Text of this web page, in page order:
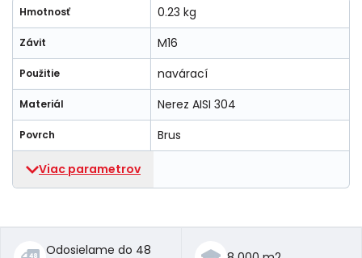
Hmotnosť 0.23 kg
Závit M16
Použitie navárací
Materiál Nerez AISI 304
Povrch Brus
Viac parametrov
Odosielame do 48